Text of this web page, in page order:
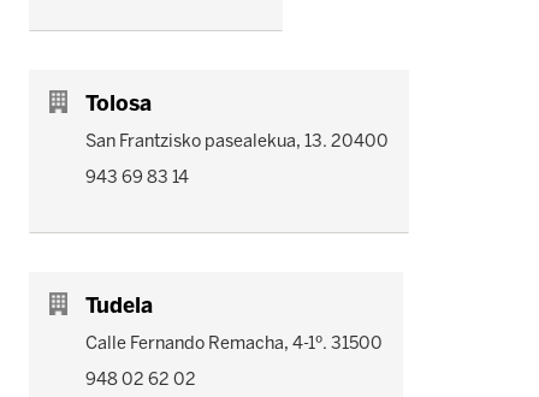
Tolosa
San Frantzisko pasealekua, 13. 20400
943 69 83 14
Tudela
Calle Fernando Remacha, 4-1º. 31500
948 02 62 02